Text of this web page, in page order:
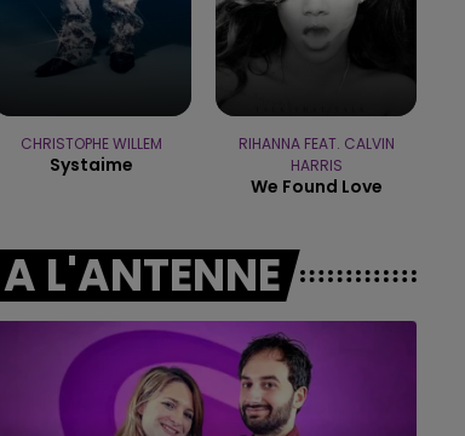
LA RADIO POP
CHRISTOPHE WILLEM
Systaime
RIHANNA FEAT. CALVIN
HARRIS
We Found Love
A L'ANTENNE